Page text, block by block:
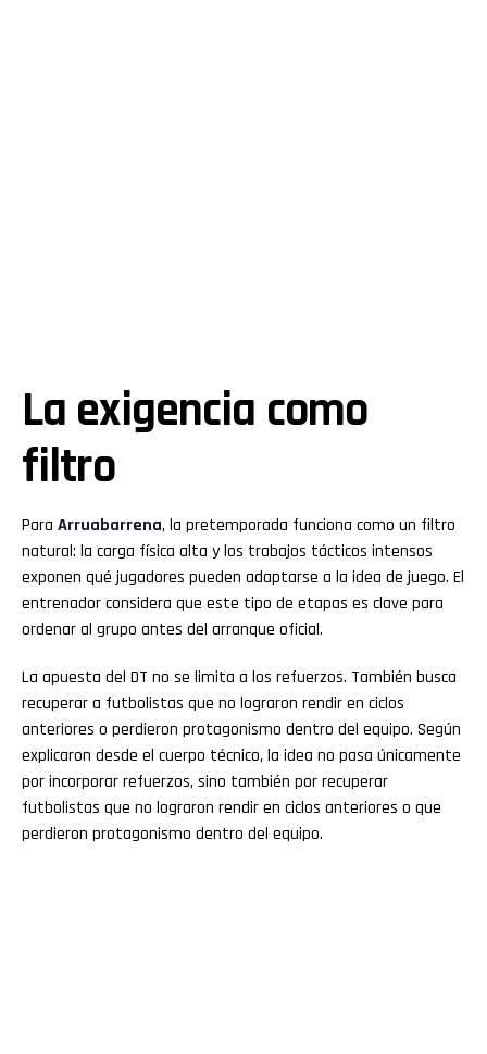
La exigencia como
filtro
Para Arruabarrena, la pretemporada funciona como un filtro
natural: la carga física alta y los trabajos tácticos intensos
exponen qué jugadores pueden adaptarse a la idea de juego. El
entrenador considera que este tipo de etapas es clave para
ordenar al grupo antes del arranque oficial.
La apuesta del DT no se limita a los refuerzos. También busca
recuperar a futbolistas que no lograron rendir en ciclos
anteriores o perdieron protagonismo dentro del equipo. Según
explicaron desde el cuerpo técnico, la idea no pasa únicamente
por incorporar refuerzos, sino también por recuperar
futbolistas que no lograron rendir en ciclos anteriores o que
perdieron protagonismo dentro del equipo.